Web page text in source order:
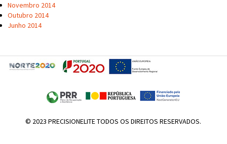
Novembro 2014
Outubro 2014
Junho 2014
© 2023 PRECISIONELITE TODOS OS DIREITOS RESERVADOS.